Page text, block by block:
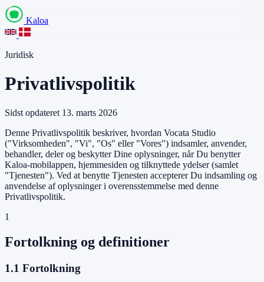
Kaloa
Juridisk
Privatlivspolitik
Sidst opdateret 13. marts 2026
Denne Privatlivspolitik beskriver, hvordan Vocata Studio
("Virksomheden", "Vi", "Os" eller "Vores") indsamler, anvender,
behandler, deler og beskytter Dine oplysninger, når Du benytter
Kaloa-mobilappen, hjemmesiden og tilknyttede ydelser (samlet
"Tjenesten"). Ved at benytte Tjenesten accepterer Du indsamling og
anvendelse af oplysninger i overensstemmelse med denne
Privatlivspolitik.
1
Fortolkning og definitioner
1.1 Fortolkning